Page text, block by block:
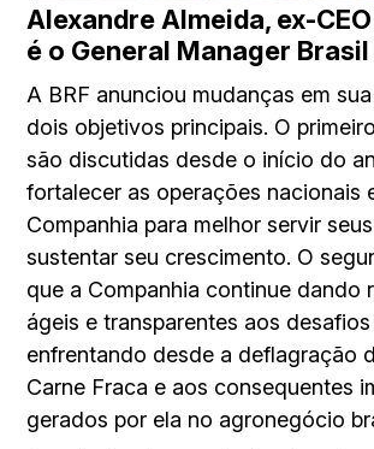
Alexandre Almeida, ex-
é o General Manager Brasil
A BRF anunciou mudanças em
dois objetivos principais. O
são discutidas desde o início do
fortalecer as operações nacionais
Companhia para melhor servir
sustentar seu crescimento. O
que a Companhia continue dando
ágeis e transparentes aos
enfrentando desde a deflagração
Carne Fraca e aos consequentes
gerados por ela no agronegócio